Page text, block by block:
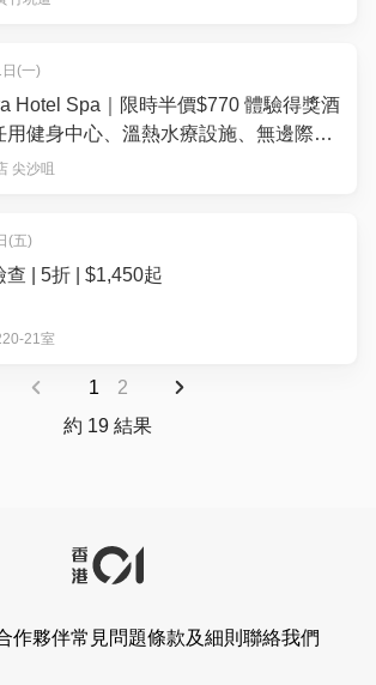
(一)
Hotel Spa｜限時半價$770 體驗得獎酒
用健身中心、溫熱水療設施、無邊際泳
尖沙咀
(五)
| 5折 | $1,450起
21室
1
2
約 19 結果
作夥伴常見問題條款及細則 聯絡我們